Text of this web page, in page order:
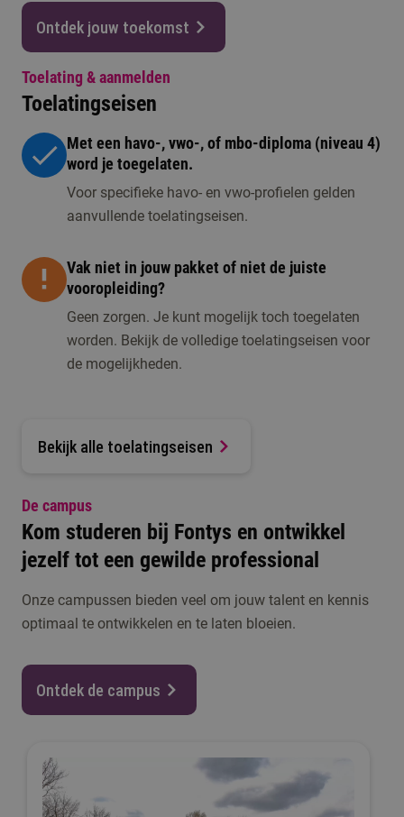
Ontdek jouw toekomst
Toelating & aanmelden
Toelatingseisen
Met een havo-, vwo-, of mbo-diploma (niveau 4)
word je toegelaten.
Voor specifieke havo- en vwo-profielen gelden
aanvullende toelatingseisen.
Vak niet in jouw pakket of niet de juiste
vooropleiding?
Geen zorgen. Je kunt mogelijk toch toegelaten
worden. Bekijk de volledige toelatingseisen voor
de mogelijkheden.
Bekijk alle toelatingseisen
De campus
Kom studeren bij Fontys en ontwikkel
jezelf tot een gewilde professional
Onze campussen bieden veel om jouw talent en kennis
optimaal te ontwikkelen en te laten bloeien.
Ontdek de campus